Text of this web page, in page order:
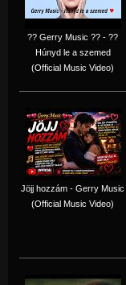
?? Gerry Music ?? - ??
Húnyd le a szemed
(Official Music Video)
Jöjj hozzám - Gerry Music
(Official Music Video)